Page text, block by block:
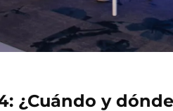
¿Cuándo y